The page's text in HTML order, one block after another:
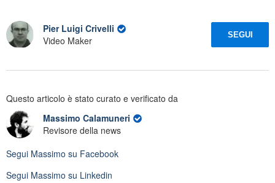
Pier Luigi Crivelli
Video Maker
SEGUI
Questo articolo è stato curato e verificato da
Massimo Calamuneri
Revisore della news
Segui Massimo su Facebook
Segui Massimo su Linkedin